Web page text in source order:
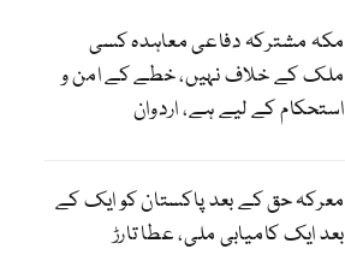
مکہ مشترکہ دفاعی معاہدہ کسی
ملک کے خلاف نہیں، خطے کے امن و
استحکام کے لیے ہے، اردوان
معرکہ حق کے بعد پاکستان کو ایک کے
بعد ایک کامیابی ملی، عطا تارڑ